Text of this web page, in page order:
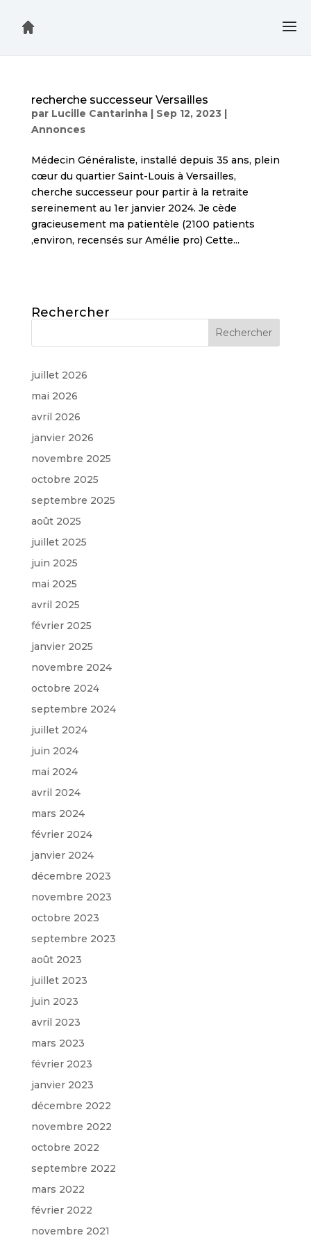
recherche successeur Versailles
par Lucille Cantarinha| Sep 12, 2023 |
Annonces
Médecin Généraliste, installé depuis 35 ans, plein
cœur du quartier Saint-Louis à Versailles,
cherche successeur pour partir à la retraite
sereinement au 1er janvier 2024. Je cède
gracieusement ma patientèle (2100 patients
,environ, recensés sur Amélie pro) Cette...
Rechercher
juillet 2026
mai 2026
avril 2026
janvier 2026
novembre 2025
octobre 2025
septembre 2025
août 2025
juillet 2025
juin 2025
mai 2025
avril 2025
février 2025
janvier 2025
novembre 2024
octobre 2024
septembre 2024
juillet 2024
juin 2024
mai 2024
avril 2024
mars 2024
février 2024
janvier 2024
décembre 2023
novembre 2023
octobre 2023
septembre 2023
août 2023
juillet 2023
juin 2023
avril 2023
mars 2023
février 2023
janvier 2023
décembre 2022
novembre 2022
octobre 2022
septembre 2022
mars 2022
février 2022
novembre 2021